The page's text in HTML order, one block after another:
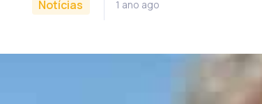
Notícias 1 ano ago